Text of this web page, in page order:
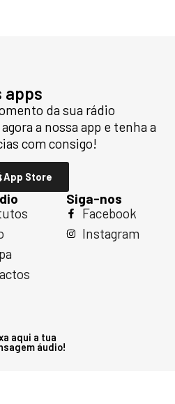
apps
da sua rádio
a nossa app e tenha a
com consigo!
App Store
Siga-nos
Facebook
Instagram
aqui a tua
áudio!